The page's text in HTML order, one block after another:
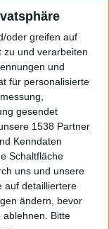
oder greifen auf
zu und verarbeiten
und
für personalisierte
gesendet
1538 Partner
Kenndaten
Schaltfläche
uns und unsere
auf detailliertere
ändern, bevor
Bitte